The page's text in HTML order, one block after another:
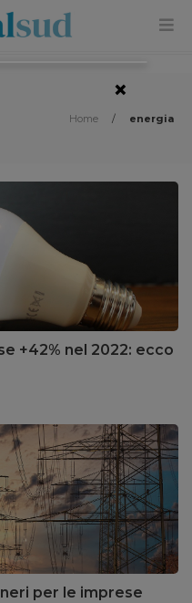
Home / energia
+42% nel 2022: ecco
per le imprese
×